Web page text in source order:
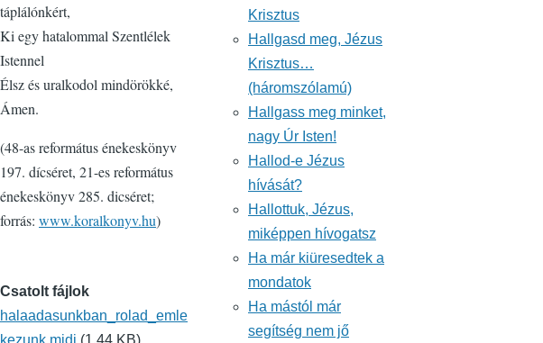
táplálónkért,
Ki egy hatalommal Szentlélek
Istennel
Élsz és uralkodol mindörökké,
Ámen.
(48-as református énekeskönyv
197. dícséret, 21-es református
énekeskönyv 285. dicséret;
forrás: www.koralkonyv.hu)
Csatolt fájlok
halaadasunkban_rolad_emle
Krisztus
Hallgasd meg, Jézus
Krisztus…
(háromszólamú)
Hallgass meg minket,
nagy Úr Isten!
Hallod-e Jézus
hívását?
Hallottuk, Jézus,
miképpen hívogatsz
Ha már kiüresedtek a
mondatok
Ha mástól már
segítség nem jő